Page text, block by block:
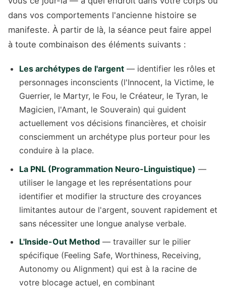
dans vos comportements l'ancienne histoire se
manifeste. À partir de là, la séance peut faire appel
à toute combinaison des éléments suivants :
Les archétypes de l'argent — identifier les rôles et
personnages inconscients (l'Innocent, la Victime, le
Guerrier, le Martyr, le Fou, le Créateur, le Tyran, le
Magicien, l'Amant, le Souverain) qui guident
actuellement vos décisions financières, et choisir
consciemment un archétype plus porteur pour les
conduire à la place.
La PNL (Programmation Neuro-Linguistique) —
utiliser le langage et les représentations pour
identifier et modifier la structure des croyances
limitantes autour de l'argent, souvent rapidement et
sans nécessiter une longue analyse verbale.
L'Inside-Out Method — travailler sur le pilier
spécifique (Feeling Safe, Worthiness, Receiving,
Autonomy ou Alignment) qui est à la racine de
votre blocage actuel, en combinant